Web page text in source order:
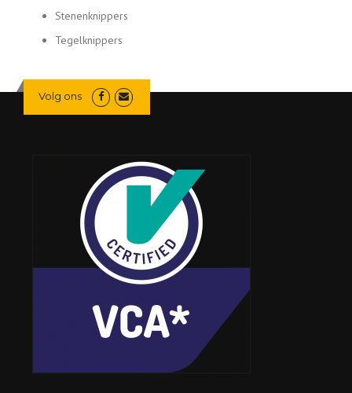
Stenenknippers
Tegelknippers
Volg ons